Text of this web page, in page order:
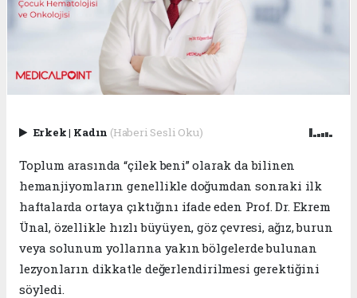
Erkek| Kadın (Haberi Sesli Oku)
Toplum arasında “çilek beni” olarak da bilinen
hemanjiyomların genellikle doğumdan sonraki ilk
haftalarda ortaya çıktığını ifade eden Prof. Dr. Ekrem
Ünal, özellikle hızlı büyüyen, göz çevresi, ağız, burun
veya solunum yollarına yakın bölgelerde bulunan
lezyonların dikkatle değerlendirilmesi gerektiğini
söyledi.